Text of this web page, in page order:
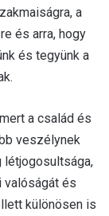
a
és arra, hogy
és tegyünk a
a család és
veszélynek
létjogosultsága,
valóságát és
különösen is